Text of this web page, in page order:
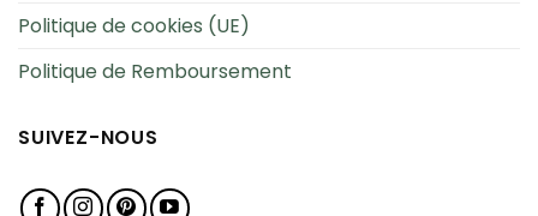
Politique de cookies (UE)
Politique de Remboursement
SUIVEZ-NOUS